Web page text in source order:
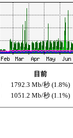
目前
1792.3 Mb/秒 (1.8%)
1051.2 Mb/秒 (1.1%)